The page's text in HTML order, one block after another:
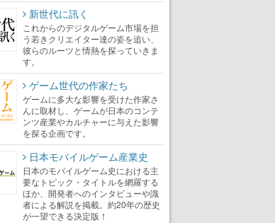
新世代に訊く
これからのデジタルゲーム市場を担
う若きクリエイター達の姿を追い、
彼らのルーツと情熱を探っていきま
す。
ゲーム世代の作家たち
ゲームに多大な影響を受けた作家さ
んに取材し、ゲームが日本のコンテ
ンツ産業やカルチャーに与えた影響
を探る企画です。
日本モバイルゲーム産業史
日本のモバイルゲーム史における主
要なトピック・タイトルを網羅する
ほか、開発者へのインタビューや識
者による解説を掲載。約20年の歴史
が一望できる決定版！